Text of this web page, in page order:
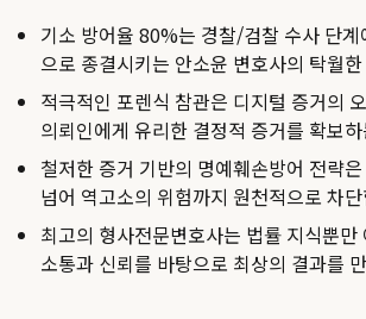
기소 방어율 80%는 경찰/검찰 수사 단계
으로 종결시키는 안소윤 변호사의 탁월
적극적인 포렌식 참관은 디지털 증거의
의뢰인에게 유리한 결정적 증거를 확보
철저한 증거 기반의 명예훼손방어 전략
넘어 역고소의 위험까지 원천적으로 차
최고의 형사전문변호사는 법률 지식뿐만
소통과 신뢰를 바탕으로 최상의 결과를